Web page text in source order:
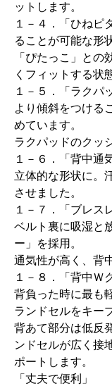
ットします。
１－４．「ひねピ
ることが可能な形
「ぴたっこ」との
くフィットする状
１－５．「ラクパ
より傾斜をつける
めています。
ラクパッドのクッ
１－６．「背中通
立体的な形状に。
させました。
１－７．「ブレス
ベルト裏に吸湿と
ー」を採用。
通気性が高く、背
１－８．「背中Ｗ
背負った時に最も
ランドセルをキー
背あて部分は低反
ンドセルが広く接
ポートします。
「丈夫で便利」